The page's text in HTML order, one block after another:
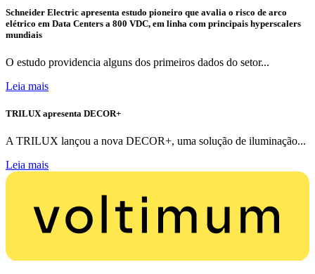
Schneider Electric apresenta estudo pioneiro que avalia o risco de arco
elétrico em Data Centers a 800 VDC, em linha com principais hyperscalers
mundiais
O estudo providencia alguns dos primeiros dados do setor...
Leia mais
TRILUX apresenta DECOR+
A TRILUX lançou a nova DECOR+, uma solução de iluminação...
Leia mais